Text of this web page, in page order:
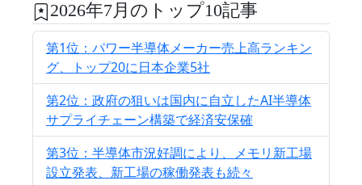
2026年7月のトップ10記事
第1位：パワー半導体メーカー売上高ランキン
グ、トップ20に日本企業5社
第2位：政府の狙いは国内に自立したAI半導体
サプライチェーン構築で経済安保確
第3位：半導体市況好調により、メモリ新工場
設立発表、新工場の稼働発表も続々